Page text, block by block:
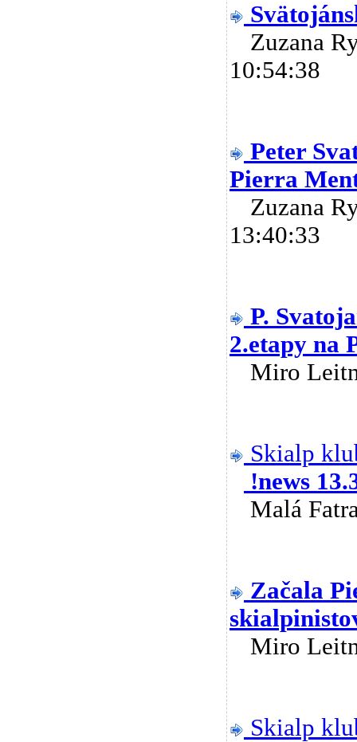
Zuzana
10:54:38
Peter
Pierra
Zuzana
13:40:33
P.
2.etapy na
Miro
Skialp
!news
Malá
Začala
Miro
Skialp